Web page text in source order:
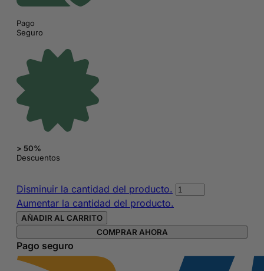
Pago
Seguro
> 50%
Descuentos
Disminuir la cantidad del producto. Protegeslip
30
Aumentar la cantidad del producto.
AÑADIR AL CARRITO
COMPRAR AHORA
Pago seguro